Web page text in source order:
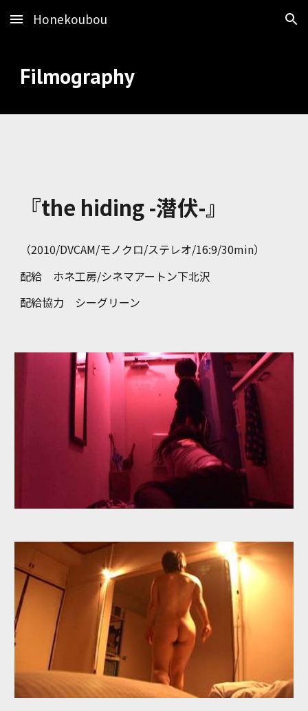
Skip to main content Skip to navigation
Honekoubou
Filmography
『the hiding -潜伏-』
（2010/DVCAM/モノクロ/ステレオ/16:9/30min）
配給 ホネ工房/シネマアートン下北沢
配給協力 シーグリーン